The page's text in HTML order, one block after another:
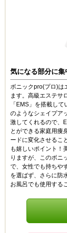
正
り
な
エ
エ
の
で
気
て
よ
ん
す
先
う
長
気になる部分に集
ボニックpro(プロ)は
ます。高級エステサ
「EMS」を搭載し
のようなシェイプア
激してくれるので、
とができる家庭用痩
ードに変化させるこ
も嬉しいポイント！
りますが、このボニ
で、女性でも持ちや
を選ばず、 さらに防
お風呂でも使用する